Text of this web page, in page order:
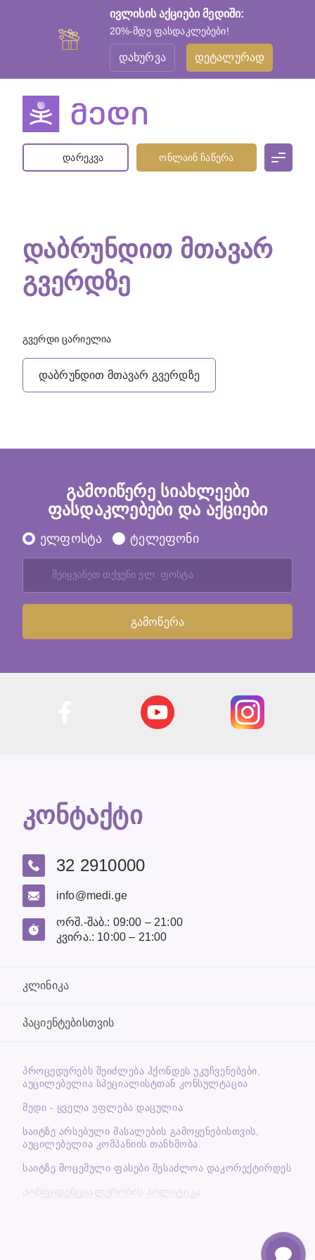
ივლისის აქციები მედიში:
20%-მდე ფასდაკლებები!
დახურვა დეტალურად
დარეკვა ონლაინ ჩაწერა
ᲓᲐᲑᲠᲣᲜᲓᲘᲗ ᲛᲗᲐᲕᲐᲠ
ᲒᲕᲔᲠᲓᲖᲔ
გვერდი ცარიელია
დაბრუნდით მთავარ გვერდზე
გამოიწერე სიახლეები
ფასდაკლებები და აქციები
ელფოსტა ტელეფონი
კონტაქტი
32 2910000
info@medi.ge
ორშ.-შაბ.: 09:00 – 21:00
კვირა.: 10:00 – 21:00
კლინიკა
პაციენტებისთვის
ᲞᲠᲝᲪᲔᲓᲣᲠᲔᲑᲡ ᲨᲔᲘᲫᲚᲔᲑᲐ ᲰᲥᲝᲜᲓᲔᲡ ᲣᲙᲣᲩᲕᲔᲜᲔᲑᲔᲑᲘ,
ᲐᲣᲪᲘᲚᲔᲑᲔᲚᲘᲐ ᲡᲞᲔᲪᲘᲐᲚᲘᲡᲢᲗᲐᲜ ᲙᲝᲜᲡᲣᲚᲢᲐᲪᲘᲐ
მედი - ყველა უფლება დაცულია
საიტზე არსებული მასალების გამოყენებისთვის,
აუცილებელია კომპანიის თანხმობა.
საიტზე მოცემული ფასები შესაძლოა დაკორექტირდეს
Კონფიდენციალურობის პოლიტიკა